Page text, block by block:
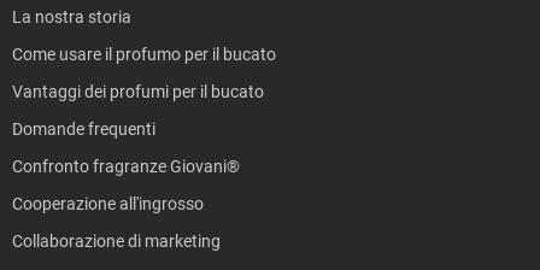
La nostra storia
Come usare il profumo per il bucato
Vantaggi dei profumi per il bucato
Domande frequenti
Confronto fragranze Giovani®
Cooperazione all'ingrosso
Collaborazione di marketing